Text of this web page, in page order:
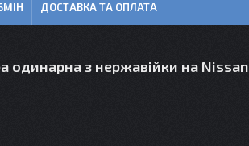
ДОСТАВКА ТА ОПЛАТА
одинарна з нержавійки на Nissan